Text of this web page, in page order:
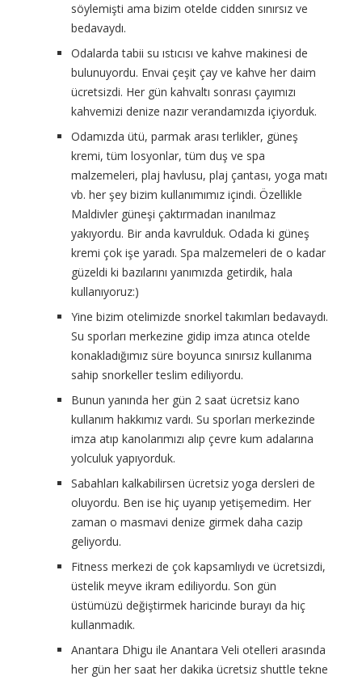
söylemişti ama bizim otelde cidden sınırsız ve
bedavaydı.
Odalarda tabii su ıstıcısı ve kahve makinesi de
bulunuyordu. Envai çeşit çay ve kahve her daim
ücretsizdi. Her gün kahvaltı sonrası çayımızı
kahvemizi denize nazır verandamızda içiyorduk.
Odamızda ütü, parmak arası terlikler, güneş
kremi, tüm losyonlar, tüm duş ve spa
malzemeleri, plaj havlusu, plaj çantası, yoga matı
vb. her şey bizim kullanımımız içindi. Özellikle
Maldivler güneşi çaktırmadan inanılmaz
yakıyordu. Bir anda kavrulduk. Odada ki güneş
kremi çok işe yaradı. Spa malzemeleri de o kadar
güzeldi ki bazılarını yanımızda getirdik, hala
kullanıyoruz:)
Yine bizim otelimizde snorkel takımları bedavaydı.
Su sporları merkezine gidip imza atınca otelde
konakladığımız süre boyunca sınırsız kullanıma
sahip snorkeller teslim ediliyordu.
Bunun yanında her gün 2 saat ücretsiz kano
kullanım hakkımız vardı. Su sporları merkezinde
imza atıp kanolarımızı alıp çevre kum adalarına
yolculuk yapıyorduk.
Sabahları kalkabilirsen ücretsiz yoga dersleri de
oluyordu. Ben ise hiç uyanıp yetişemedim. Her
zaman o masmavi denize girmek daha cazip
geliyordu.
Fitness merkezi de çok kapsamlıydı ve ücretsizdi,
üstelik meyve ikram ediliyordu. Son gün
üstümüzü değiştirmek haricinde burayı da hiç
kullanmadık.
Anantara Dhigu ile Anantara Veli otelleri arasında
her gün her saat her dakika ücretsiz shuttle tekne